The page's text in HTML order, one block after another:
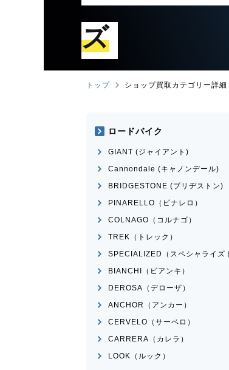
ズ
トップ ショップ買取カテゴリー詳細
ロードバイク
GIANT (ジャイアント)
Cannondale (キャノンデール)
BRIDGESTONE (ブリヂストン)
PINARELLO（ピナレロ）
COLNAGO（コルナゴ）
TREK（トレック）
SPECIALIZED（スペシャライズ
BIANCHI（ビアンキ）
DEROSA（デローザ）
ANCHOR（アンカー）
CERVELO（サーベロ）
CARRERA（カレラ）
LOOK（ルック）